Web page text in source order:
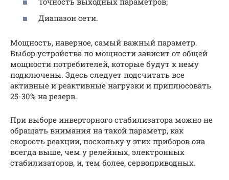
Диапазон сети.
Мощность, наверное, самый важный параметр.
Выбор устройства по мощности зависит от общей
мощности потребителей, которые будут к нему
подключены. Здесь следует подсчитать все
активные и реактивные нагрузки и приплюсовать
25-30% на резерв.
При выборе инверторного стабилизатора можно не
обращать внимания на такой параметр, как
скорость реакции, поскольку у этих приборов она
всегда выше, чем у релейных, электронных
стабилизаторов, и, тем более, сервоприводных.